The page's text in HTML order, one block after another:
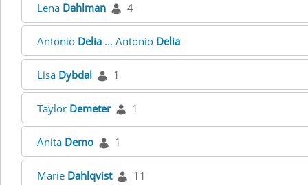
Lena Dahlman 4
Antonio Delia ... Antonio Delia
Lisa Dybdal 1
Taylor Demeter 1
Anita Demo 1
Marie Dahlqvist 11